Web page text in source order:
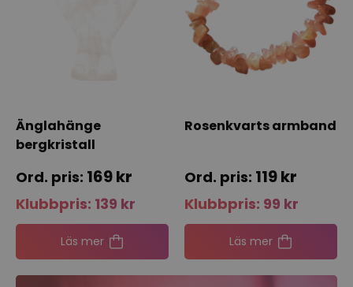
Änglahänge
bergkristall
169kr
Klubbpris: 139 kr
Läs mer
Rosenkvarts armband
119kr
Klubbpris: 99 kr
Läs mer